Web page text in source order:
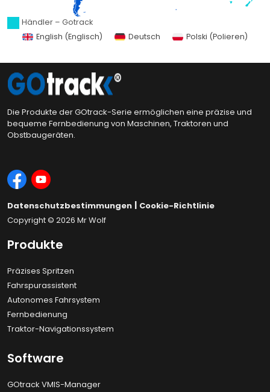
Händler – Gotrack
English (Englisch) Deutsch Polski (Polieren)
Die Produkte der GOtrack-Serie ermöglichen eine präzise und
bequeme Fernbedienung von Maschinen, Traktoren und
Obstbaugeräten.
Datenschutzbestimmungen | Cookie-Richtlinie
Copyright © 2026 Mr Wolf
Produkte
Präzises Spritzen
Fahrspurassistent
Autonomes Fahrsystem
Fernbedienung
Traktor-Navigationssystem
Software
GOtrack VMIS-Manager